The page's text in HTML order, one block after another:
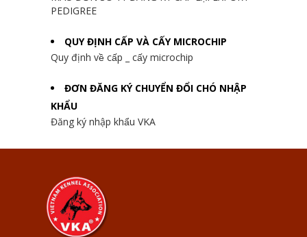
PEDIGREE
QUY ĐỊNH CẤP VÀ CẤY MICROCHIP
Quy định về cấp _ cấy microchip
ĐƠN ĐĂNG KÝ CHUYỂN ĐỔI CHÓ NHẬP
KHẨU
Đăng ký nhập khẩu VKA